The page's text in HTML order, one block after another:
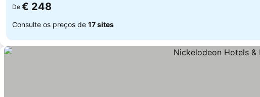
De € 248
Consulte os preços de 17 sites